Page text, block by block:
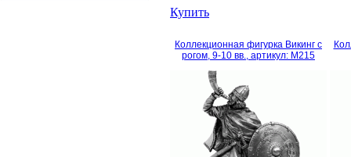
Купить
Коллекционная фигурка Викинг с
рогом, 9-10 вв., артикул: M215